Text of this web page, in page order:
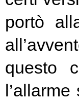
portò
questo